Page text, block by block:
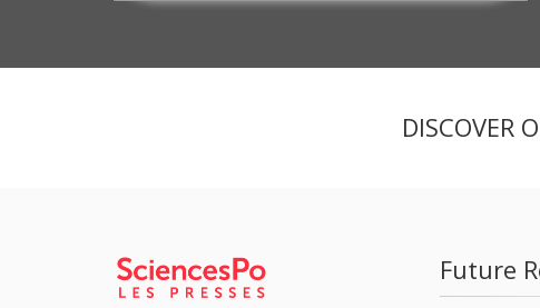
DISCOVER
Future